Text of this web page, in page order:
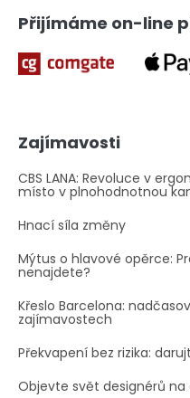
Přijímáme on-line
Zajímavosti
CBS LANA: Revoluce v
místo v plnohodnotnou
Hnací síla změny
Mýtus o hlavové opěrce:
nenajdete?
Křeslo Barcelona:
zajímavostech
Překvapení bez rizika:
Objevte svět designérů na